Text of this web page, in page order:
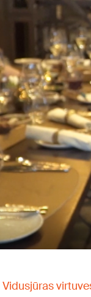
Vidusjūras